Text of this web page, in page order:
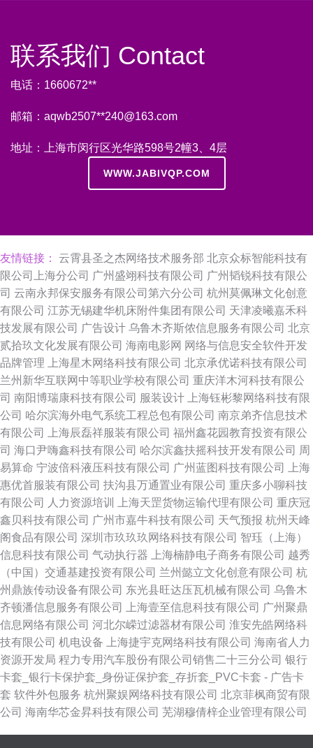
联系我们 Contact
电话：1660672**
邮箱：aqwb2507**240@163.com
地址：上海市闵行区光华路598号2幢3、4层
WWW.JABIVQP.COM
友情链接： 云霄县圣之杰网络技术服务部 北京众标智能科技有
限公司上海分公司 广州盛翊科技有限公司 广州韬锐科技有限公
司 云南永邦保安服务有限公司第六分公司 杭州莫佩琳文化创意
有限公司 江苏无锡建华机床附件集团有限公司 天津凌曦嘉禾科
技发展有限公司 广告设计 乌鲁木齐斯侬信息服务有限公司 北京
贰拾玖文化发展有限公司 海南电影网 网络与信息安全软件开发
品牌管理
上海星木网络科技有限公司 北京承优诺科技有限公司
兰州新华互联网中等职业学校有限公司 重庆洋木河科技有限公
司 南阳博瑞康科技有限公司 服装设计
上海钰彬黎网络科技有限
公司 哈尔滨海外电气系统工程总包有限公司 南京弟齐信息技术
有限公司
上海辰磊祥服装有限公司 福州鑫花园教育投资有限公
司 海口尹嗨鑫科技有限公司 哈尔滨鑫扶摇科技开发有限公司 周
易算命 宁波倍科液压科技有限公司 广州蓝图科技有限公司
上海
惠优首服装有限公司 扶沟县万通置业有限公司 重庆多小聊科技
有限公司
人力资源培训 上海天罡货物运输代理有限公司 重庆冠
鑫贝科技有限公司 广州市嘉牛科技有限公司 天气预报 杭州天峰
阁食品有限公司 深圳市玖玖玖网络科技有限公司 智珏（上海）
信息科技有限公司 气动执行器 上海楠静电子商务有限公司 越秀
（中国）交通基建投资有限公司 兰州懿立文化创意有限公司 杭
州鼎族传动设备有限公司 东光县旺达压瓦机械有限公司 乌鲁木
齐顿潘信息服务有限公司
上海壹至信息科技有限公司 广州聚鼎
信息网络有限公司 河北尔嵘过滤器材有限公司 淮安先皓网络科
技有限公司 机电设备 上海捷宇克网络科技有限公司 海南省人力
资源开发局 程力专用汽车股份有限公司销售二十三分公司 银行
卡套_银行卡保护套_身份证保护套_存折套_PVC卡套 - 广告卡
套 软件外包服务 杭州聚娱网络科技有限公司 北京菲枫商贸有限
公司 海南华芯金昇科技有限公司 芜湖穆倩梓企业管理有限公司